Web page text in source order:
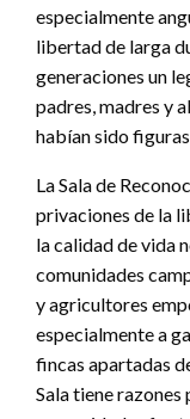
especialmente
libertad de larga
generaciones un
padres, madres y
habían sido
La Sala de
privaciones de la
la calidad de vida
comunidades
y agricultores
especialmente a
fincas apartadas
Sala tiene